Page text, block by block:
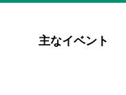
主なイベント